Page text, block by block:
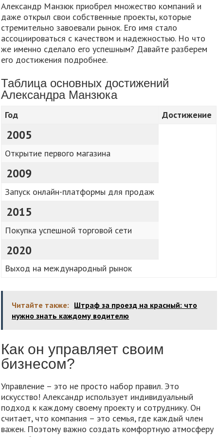
Александр Манзюк приобрел множество компаний и
даже открыл свои собственные проекты, которые
стремительно завоевали рынок. Его имя стало
ассоциироваться с качеством и надежностью. Но что
же именно сделало его успешным? Давайте разберем
его достижения подробнее.
Таблица основных достижений
Александра Манзюка
Год Достижение
2005
Открытие первого магазина
2009
Запуск онлайн-платформы для продаж
2015
Покупка успешной торговой сети
2020
Выход на международный рынок
Читайте также: Штраф за проезд на красный: что
нужно знать каждому водителю
Как он управляет своим
бизнесом?
Управление – это не просто набор правил. Это
искусство! Александр использует индивидуальный
подход к каждому своему проекту и сотруднику. Он
считает, что компания – это семья, где каждый член
важен. Поэтому важно создать комфортную атмосферу